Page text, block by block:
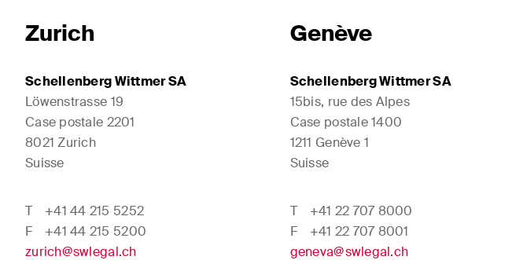
Zurich
Schellenberg Wittmer SA
Löwenstrasse 19
Case postale 2201
8021 Zurich
Suisse
T
+41 44 215 5252
F
+41 44 215 5200
zurich@swlegal.ch
Genève
Schellenberg Wittmer SA
15bis, rue des Alpes
Case postale 1400
1211 Genève 1
Suisse
T
+41 22 707 8000
F
+41 22 707 8001
geneva@swlegal.ch